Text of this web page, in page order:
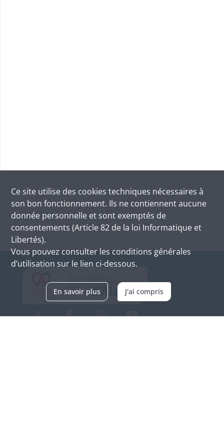
Ce site utilise des cookies techniques nécessaires à
son bon fonctionnement. Ils ne contiennent aucune
donnée personnelle et sont exemptés de
consentements (Article 82 de la loi Informatique et
Libertés).
Vous pouvez consulter les conditions générales
d’utilisation sur le lien ci-dessous.
En savoir plus J'ai compris